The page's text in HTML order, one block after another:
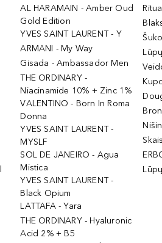
AL HARAMAIN - Amber Oud
Gold Edition
YVES SAINT LAURENT - Y
ARMANI - My Way
Gisada - Ambassador Men
THE ORDINARY -
Niacinamide 10% + Zinc 1%
VALENTINO - Born In Roma
Donna
YVES SAINT LAURENT -
MYSLF
SOL DE JANEIRO - Agua
Mistica
YVES SAINT LAURENT -
Black Opium
LATTAFA - Yara
THE ORDINARY - Hyaluronic
Acid 2% + B5